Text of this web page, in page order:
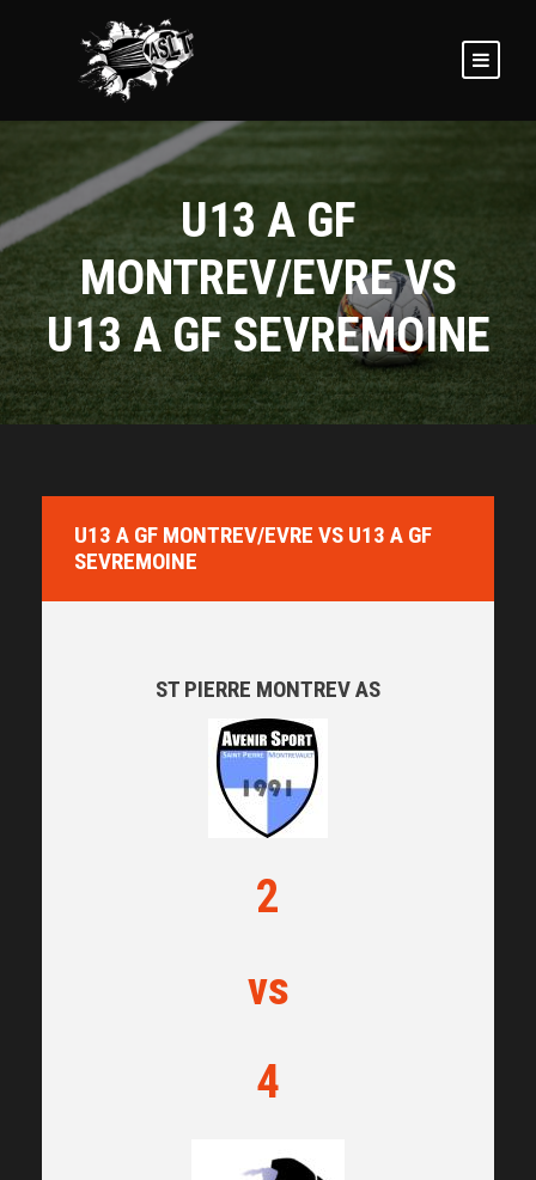
U13 A GF
MONTREV/EVRE VS
U13 A GF SEVREMOINE
U13 A GF MONTREV/EVRE VS U13 A GF
SEVREMOINE
ST PIERRE MONTREV AS
2
vs
4